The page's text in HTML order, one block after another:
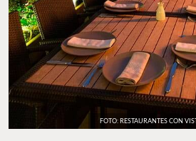
FOTO: RESTAURANTES CON